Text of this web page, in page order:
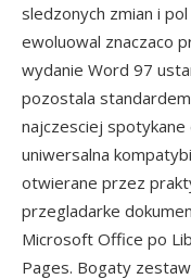
sledzonych zmian i
ewoluowal znaczaco
wydanie Word 97
pozostala
najczesciej
uniwersalna
otwierane przez
przegladarke
Microsoft Office po
Pages. Bogaty